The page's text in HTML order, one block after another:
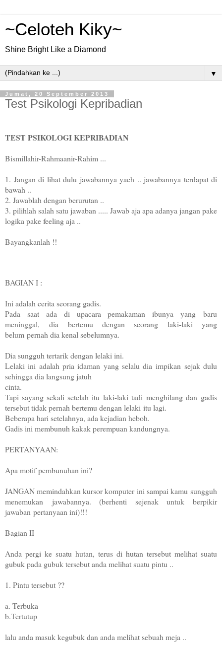
~Celoteh Kiky~
Shine Bright Like a Diamond
▼
Jumat, 20 September 2013
Test Psikologi Kepribadian
TEST PSIKOLOGI KEPRIBADIAN
Bismillahir-Rahmaanir-Rahim ...
1. Jangan di lihat dulu jawabannya yach .. jawabannya terdapat di
bawah ..
2. Jawablah dengan berurutan ..
3. pilihlah salah satu jawaban ..... Jawab aja apa adanya jangan pake
logika pake feeling aja ..
Bayangkanlah !!
BAGIAN I :
Ini adalah cerita seorang gadis.
Pada saat ada di upacara pemakaman ibunya yang baru
meninggal,dia bertemu dengan seorang laki-laki yang
belum pernah dia kenal sebelumnya.
Dia sungguh tertarik dengan lelaki ini.
Lelaki ini adalah pria idaman yang selalu diaimpikan sejak dulu
sehingga dia langsung jatuh
cinta.
Tapi sayang sekali setelah itu laki-laki tadi menghilang dan gadis
tersebut tidak pernah bertemu dengan lelaki itu lagi.
Beberapa hari setelahnya, ada kejadian heboh.
Gadis ini membunuh kakak perempuan kandungnya.
PERTANYAAN:
Apa motif pembunuhan ini?
JANGAN memindahkan kursor komputer ini sampai kamu sungguh
menemukan jawabannya. (berhenti sejenak untuk berpikir
jawaban pertanyaan ini)!!!
Bagian II
Anda pergi ke suatu hutan, terus di hutan tersebut melihat suatu
gubuk pada gubuk tersebut anda melihat suatu pintu ..
1. Pintu tersebut ??
a. Terbuka
b.Tertutup
lalu anda masuk kegubuk dan anda melihat sebuah meja ..